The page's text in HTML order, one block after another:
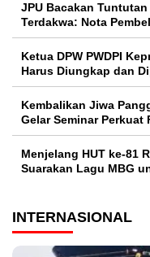
JPU Bacakan
Terdakwa: Nota
Ketua DPW PWDPI
Harus Diungkap dan
Kembalikan Jiwa
Gelar Seminar Perkuat
Menjelang HUT ke-81
Suarakan Lagu MBG
INTERNASIONAL